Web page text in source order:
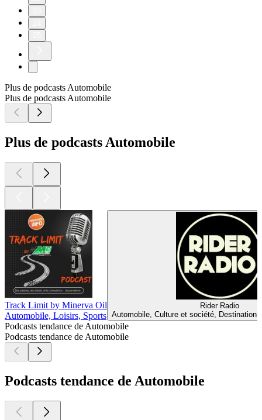
Plus de podcasts Automobile
Plus de podcasts Automobile
Plus de podcasts Automobile
Track Limit by Minerva Oil
Automobile, Loisirs, Sports
Rider Radio
Automobile, Culture et société,
Podcasts tendance de Automobile
Podcasts tendance de Automobile
Podcasts tendance de Automobile